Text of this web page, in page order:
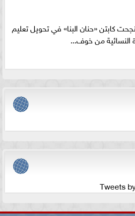
كابتن «حنان البنا» في تحويل تعليم
النسائية من خوف...
Tweets